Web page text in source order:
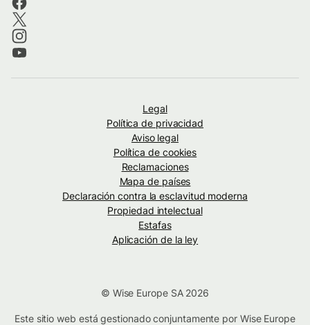
Legal
Política de privacidad
Aviso legal
Política de cookies
Reclamaciones
Mapa de países
Declaración contra la esclavitud moderna
Propiedad intelectual
Estafas
Aplicación de la ley
© Wise Europe SA 2026
Este sitio web está gestionado conjuntamente por Wise Europe